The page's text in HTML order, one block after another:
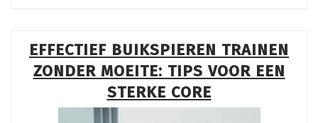
Onderbuik
en
Oefeningen
voor
een
EFFECTIEF BUIKSPIEREN TRAINEN
ZONDER MOEITE: TIPS VOOR EEN
STERKE CORE